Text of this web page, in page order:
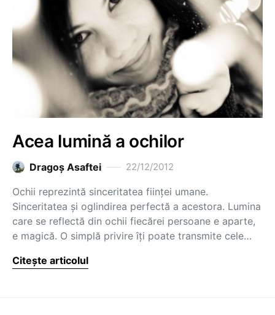
Acea lumină a ochilor
Dragoş Asaftei 22/12/2012
Ochii reprezintă sinceritatea ființei umane.
Sinceritatea și oglindirea perfectă a acestora. Lumina
care se reflectă din ochii fiecărei persoane e aparte,
e magică. O simplă privire îți poate transmite cele…
Citește articolul